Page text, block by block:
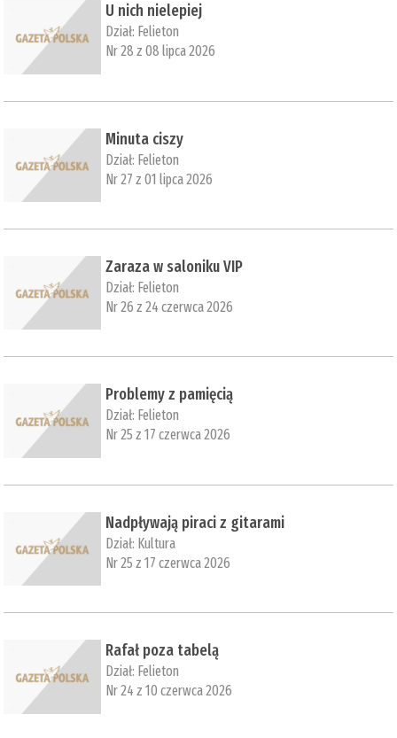
U nich nielepiej
Dział: Felieton
Nr 28 z 08 lipca 2026
Minuta ciszy
Dział: Felieton
Nr 27 z 01 lipca 2026
Zaraza w saloniku VIP
Dział: Felieton
Nr 26 z 24 czerwca 2026
Problemy z pamięcią
Dział: Felieton
Nr 25 z 17 czerwca 2026
Nadpływają piraci z gitarami
Dział: Kultura
Nr 25 z 17 czerwca 2026
Rafał poza tabelą
Dział: Felieton
Nr 24 z 10 czerwca 2026